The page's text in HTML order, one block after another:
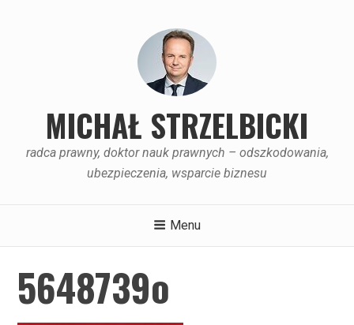
MICHAŁ STRZELBICKI
radca prawny, doktor nauk prawnych – odszkodowania,
ubezpieczenia, wsparcie biznesu
Menu
5648739o